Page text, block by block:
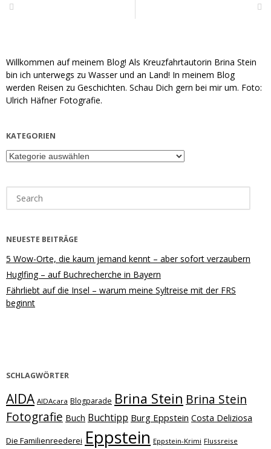
Willkommen auf meinem Blog! Als Kreuzfahrtautorin Brina Stein
bin ich unterwegs zu Wasser und an Land! In meinem Blog
werden Reisen zu Geschichten. Schau Dich gern bei mir um. Foto:
Ulrich Häfner Fotografie.
KATEGORIEN
Kategorien
for:
NEUESTE BEITRÄGE
5 Wow-Orte, die kaum jemand kennt – aber sofort verzaubern
Huglfing – auf Buchrecherche in Bayern
Fährliebt auf die Insel – warum meine Syltreise mit der FRS
beginnt
SCHLAGWÖRTER
AIDA AIDAcara Blogparade Brina Stein Brina Stein
Fotografie Buch Buchtipp Burg Eppstein Costa Deliziosa
Die Familienreederei Eppstein Eppstein-Krimi Flussreise